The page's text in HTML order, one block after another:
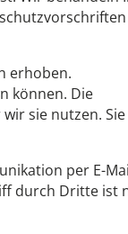
erhoben.
können. Die
sie nutzen. Sie
per E-
durch Dritte ist